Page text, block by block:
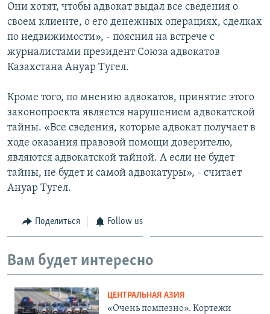
Они хотят, чтобы адвокат выдал все сведения о
своем клиенте, о его денежных операциях, сделках
по недвижимости», - пояснил на встрече с
журналистами президент Союза адвокатов
Казахстана Ануар Тугел.
Кроме того, по мнению адвокатов, принятие этого
законопроекта является нарушением адвокатской
тайны. «Все сведения, которые адвокат получает в
ходе оказания правовой помощи доверителю,
являются адвокатской тайной. А если не будет
тайны, не будет и самой адвокатуры», - считает
Ануар Тугел.
Поделиться Follow us
Вам будет интересно
ЦЕНТРАЛЬНАЯ АЗИЯ
«Очень помпезно». Кортежи